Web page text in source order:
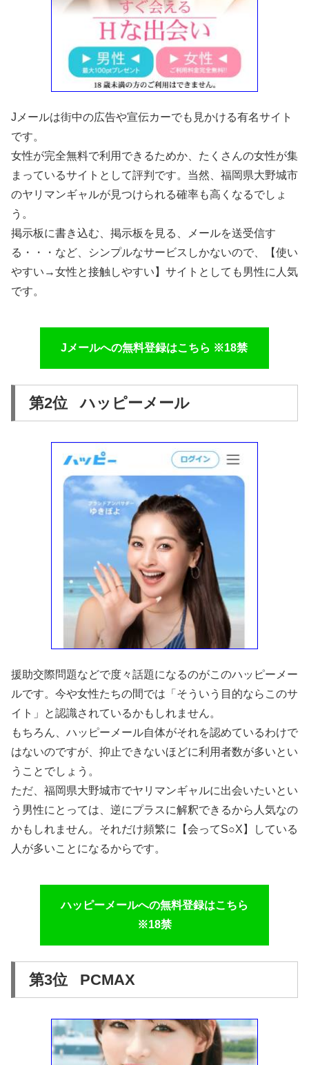
Jメールは街中の広告や宣伝カーでも見かける有名サイト
です。
女性が完全無料で利用できるためか、たくさんの女性が集
まっているサイトとして評判です。当然、福岡県大野城市
のヤリマンギャルが見つけられる確率も高くなるでしょ
う。
掲示板に書き込む、掲示板を見る、メールを送受信す
る・・・など、シンプルなサービスしかないので、【使い
やすい→女性と接触しやすい】サイトとしても男性に人気
です。
Jメールへの無料登録はこちら ※18禁
第2位 ハッピーメール
援助交際問題などで度々話題になるのがこのハッピーメー
ルです。今や女性たちの間では「そういう目的ならこのサ
イト」と認識されているかもしれません。
もちろん、ハッピーメール自体がそれを認めているわけで
はないのですが、抑止できないほどに利用者数が多いとい
うことでしょう。
ただ、福岡県大野城市でヤリマンギャルに出会いたいとい
う男性にとっては、逆にプラスに解釈できるから人気なの
かもしれません。それだけ頻繁に【会ってS○X】している
人が多いことになるからです。
ハッピーメールへの無料登録はこちら
※18禁
第3位 PCMAX